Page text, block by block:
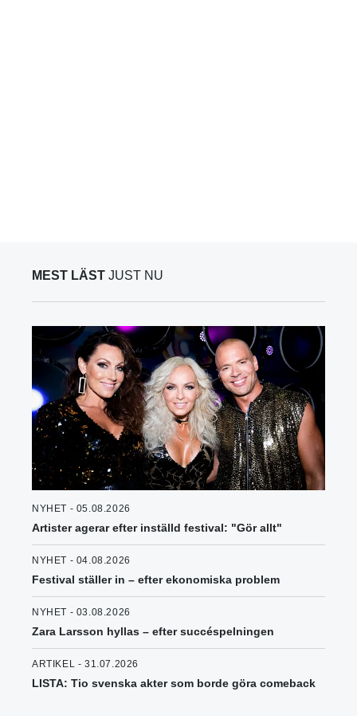
MEST LÄST JUST NU
NYHET - 05.08.2026
Artister agerar efter inställd festival: "Gör allt"
NYHET - 04.08.2026
Festival ställer in – efter ekonomiska problem
NYHET - 03.08.2026
Zara Larsson hyllas – efter succéspelningen
ARTIKEL - 31.07.2026
LISTA: Tio svenska akter som borde göra comeback